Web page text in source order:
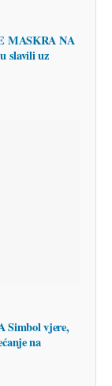
MASKRA NA
slavili uz
Simbol vjere,
na